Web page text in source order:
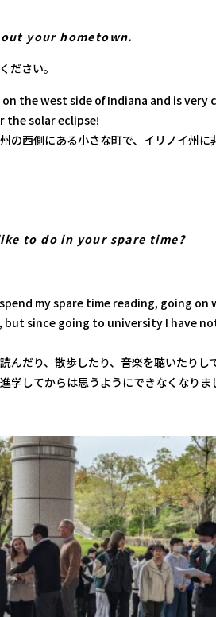
your hometown.
ださい。
the west side of Indiana and is
solar eclipse!
の西側にある小さな町で、イリノイ州に
to do in your spare time?
my spare time reading, going on
but since going to university I have
んだり、散歩したり、音楽を聴いたりし
学してからは思うようにできなくなりま